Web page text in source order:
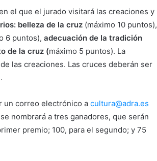
el que el jurado visitará las creaciones y
belleza de la cruz (máximo 10 puntos),
6 puntos), adecuación de la tradición
de la cruz (máximo 5 puntos). La
las creaciones. Las cruces deberán ser
un correo electrónico a cultura@adra.es
nombrará a tres ganadores, que serán
premio; 100, para el segundo; y 75